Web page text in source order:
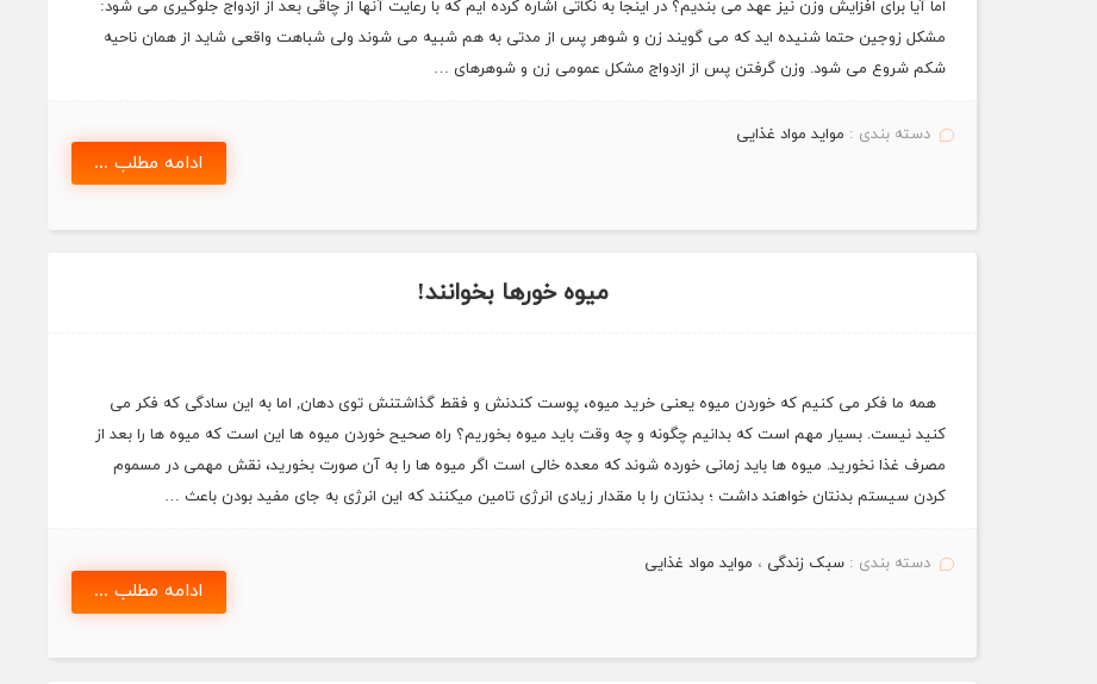
اما آیا برای افزایش وزن نیز عهد می بندیم؟ در اینجا به نکاتی اشاره کرده ایم که با رعایت آنها از چاقی بعد از ازدواج جلوگیری می شود:
مشکل زوجین حتما شنیده اید که می گویند زن و شوهر پس از مدتی به هم شبیه می شوند ولی شباهت واقعی شاید از همان ناحیه
شکم شروع می شود. وزن گرفتن پس از ازدواج مشکل عمومی زن و شوهرهای …
دسته بندی : مواید مواد غذایی
ادامه مطلب ...
میوه خورها بخوانند!
همه ما فکر می کنیم که خوردن میوه یعنی خرید میوه، پوست کندنش و فقط گذاشتنش توی دهان, اما به این سادگی که فکر می
کنید نیست. بسیار مهم است که بدانیم چگونه و چه وقت باید میوه بخوریم؟ راه صحیح خوردن میوه ها این است که میوه ها را بعد از
مصرف غذا نخورید. میوه ها باید زمانی خورده شوند که معده خالی است اگر میوه ها را به آن صورت بخورید، نقش مهمی در مسموم
کردن سیستم بدنتان خواهند داشت ؛ بدنتان را با مقدار زیادی انرژی تامین میکنند که این انرژی به جای مفید بودن باعث …
دسته بندی :سبک زندگی ، مواید مواد غذایی
ادامه مطلب ...